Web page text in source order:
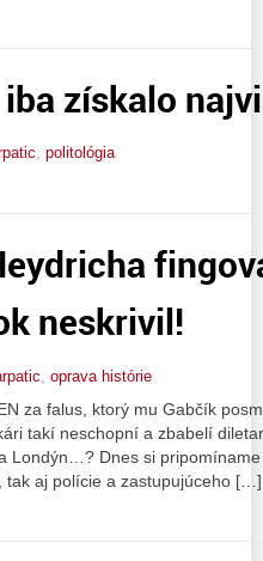
získalo
, politológia
neskrivil!
oprava histórie
za falus, ktorý mu Gabčík
takí neschopní a zbabelí
Londýn…? Dnes si
tak aj polície a zastupujúceho […]